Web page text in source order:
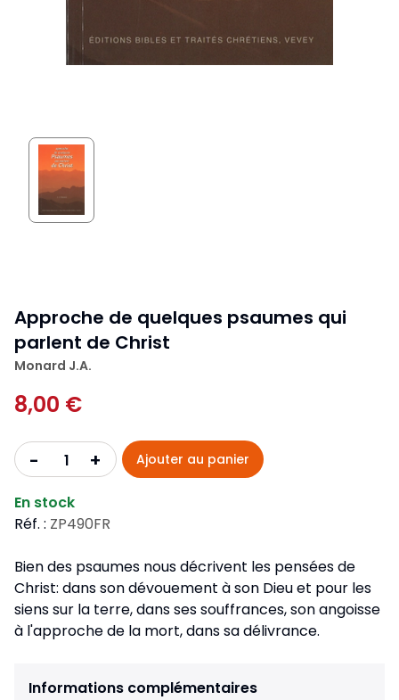
Approche de quelques psaumes qui
parlent de Christ
Monard J.A.
8,00 €
- + Ajouter au panier
En stock
Réf. : ZP490FR
Bien des psaumes nous décrivent les pensées de
Christ: dans son dévouement à son Dieu et pour les
siens sur la terre, dans ses souffrances, son angoisse
à l'approche de la mort, dans sa délivrance.
Informations complémentaires